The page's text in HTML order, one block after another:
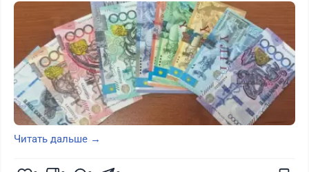
Читать дальше →